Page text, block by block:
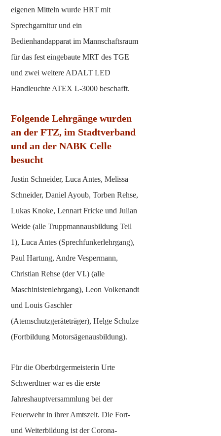
eigenen Mitteln wurde HRT mit
Sprechgarnitur und ein
Bedienhandapparat im Mannschaftsraum
für das fest eingebaute MRT des TGE
und zwei weitere ADALT LED
Handleuchte ATEX L-3000 beschafft.
Folgende Lehrgänge wurden
an der FTZ, im Stadtverband
und an der NABK Celle
besucht
Justin Schneider, Luca Antes, Melissa
Schneider, Daniel Ayoub, Torben Rehse,
Lukas Knoke, Lennart Fricke und Julian
Weide (alle Truppmannausbildung Teil
1), Luca Antes (Sprechfunkerlehrgang),
Paul Hartung, Andre Vespermann,
Christian Rehse (der VI.) (alle
Maschinistenlehrgang), Leon Volkenandt
und Louis Gaschler
(Atemschutzgeräteträger), Helge Schulze
(Fortbildung Motorsägenausbildung).
Für die Oberbürgermeisterin Urte
Schwerdtner war es die erste
Jahreshauptversammlung bei der
Feuerwehr in ihrer Amtszeit. Die Fort-
und Weiterbildung ist der Corona-